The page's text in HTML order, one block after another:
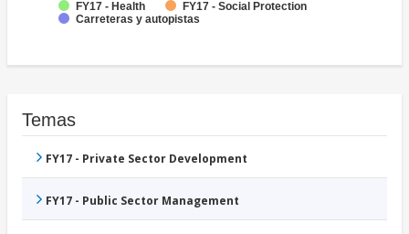
FY17 - Health
FY17 - Social Protection
Carreteras y autopistas
Temas
FY17 - Private Sector Development
FY17 - Public Sector Management